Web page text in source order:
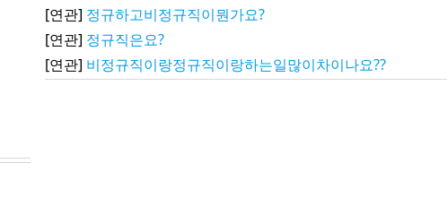
[연관] 정규하고비정규직이뭔가요?
[연관] 정규직은요?
[연관] 비정규직이랑정규직이랑하는일많이차이나요??